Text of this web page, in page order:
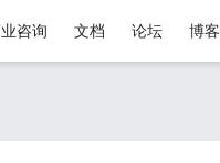
咨询 文档 论坛 博客